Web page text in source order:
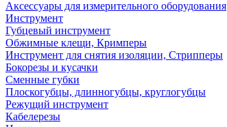
Аксессуары для измерительного оборудования
Инструмент
Губцевый инструмент
Обжимные клещи, Кримперы
Инструмент для снятия изоляции, Стрипперы
Бокорезы и кусачки
Сменные губки
Плоскогубцы, длинногубцы, круглогубцы
Режущий инструмент
Кабелерезы